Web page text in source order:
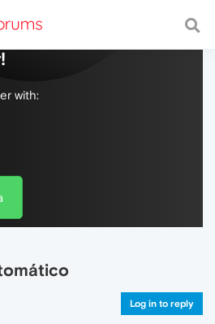
with a fast and
with:
Log in to reply